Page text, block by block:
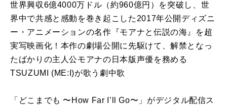
世界興収6億4000万ドル（約960億円）を突破し、世
界中で共感と感動を巻き起こした2017年公開ディズニ
ー・アニメーションの名作『モアナと伝説の海』を超
実写映画化！本作の劇場公開に先駆けて、解禁となっ
たばかりの主人公モアナの日本版声優を務める
TSUZUMI (ME:I)が歌う劇中歌
「どこまでも 〜How Far I’ll Go〜」がデジタル配信ス